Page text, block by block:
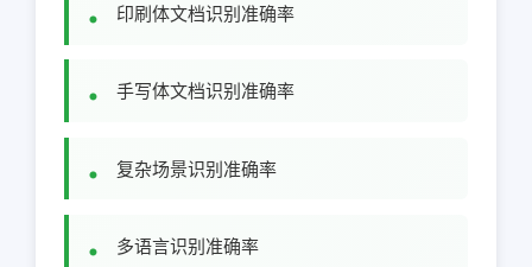
印刷体文档识别准确率
手写体文档识别准确率
复杂场景识别准确率
多语言识别准确率